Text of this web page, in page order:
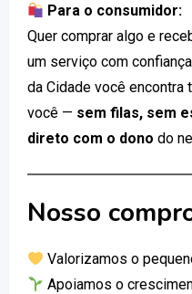
Para o consumidor:
Quer comprar algo e
um serviço com
da Cidade você encontra
você — sem filas, sem
direto com o dono do
Nosso
Valorizamos o
Apoiamos o